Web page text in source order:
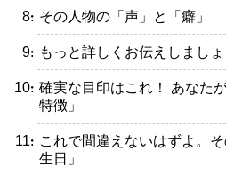
・その人物の「声」と「癖」
・もっと詳しくお伝えしましょ
・確実な目印はこれ！ あなた
特徴」
・これで間違えないはずよ。
生日」